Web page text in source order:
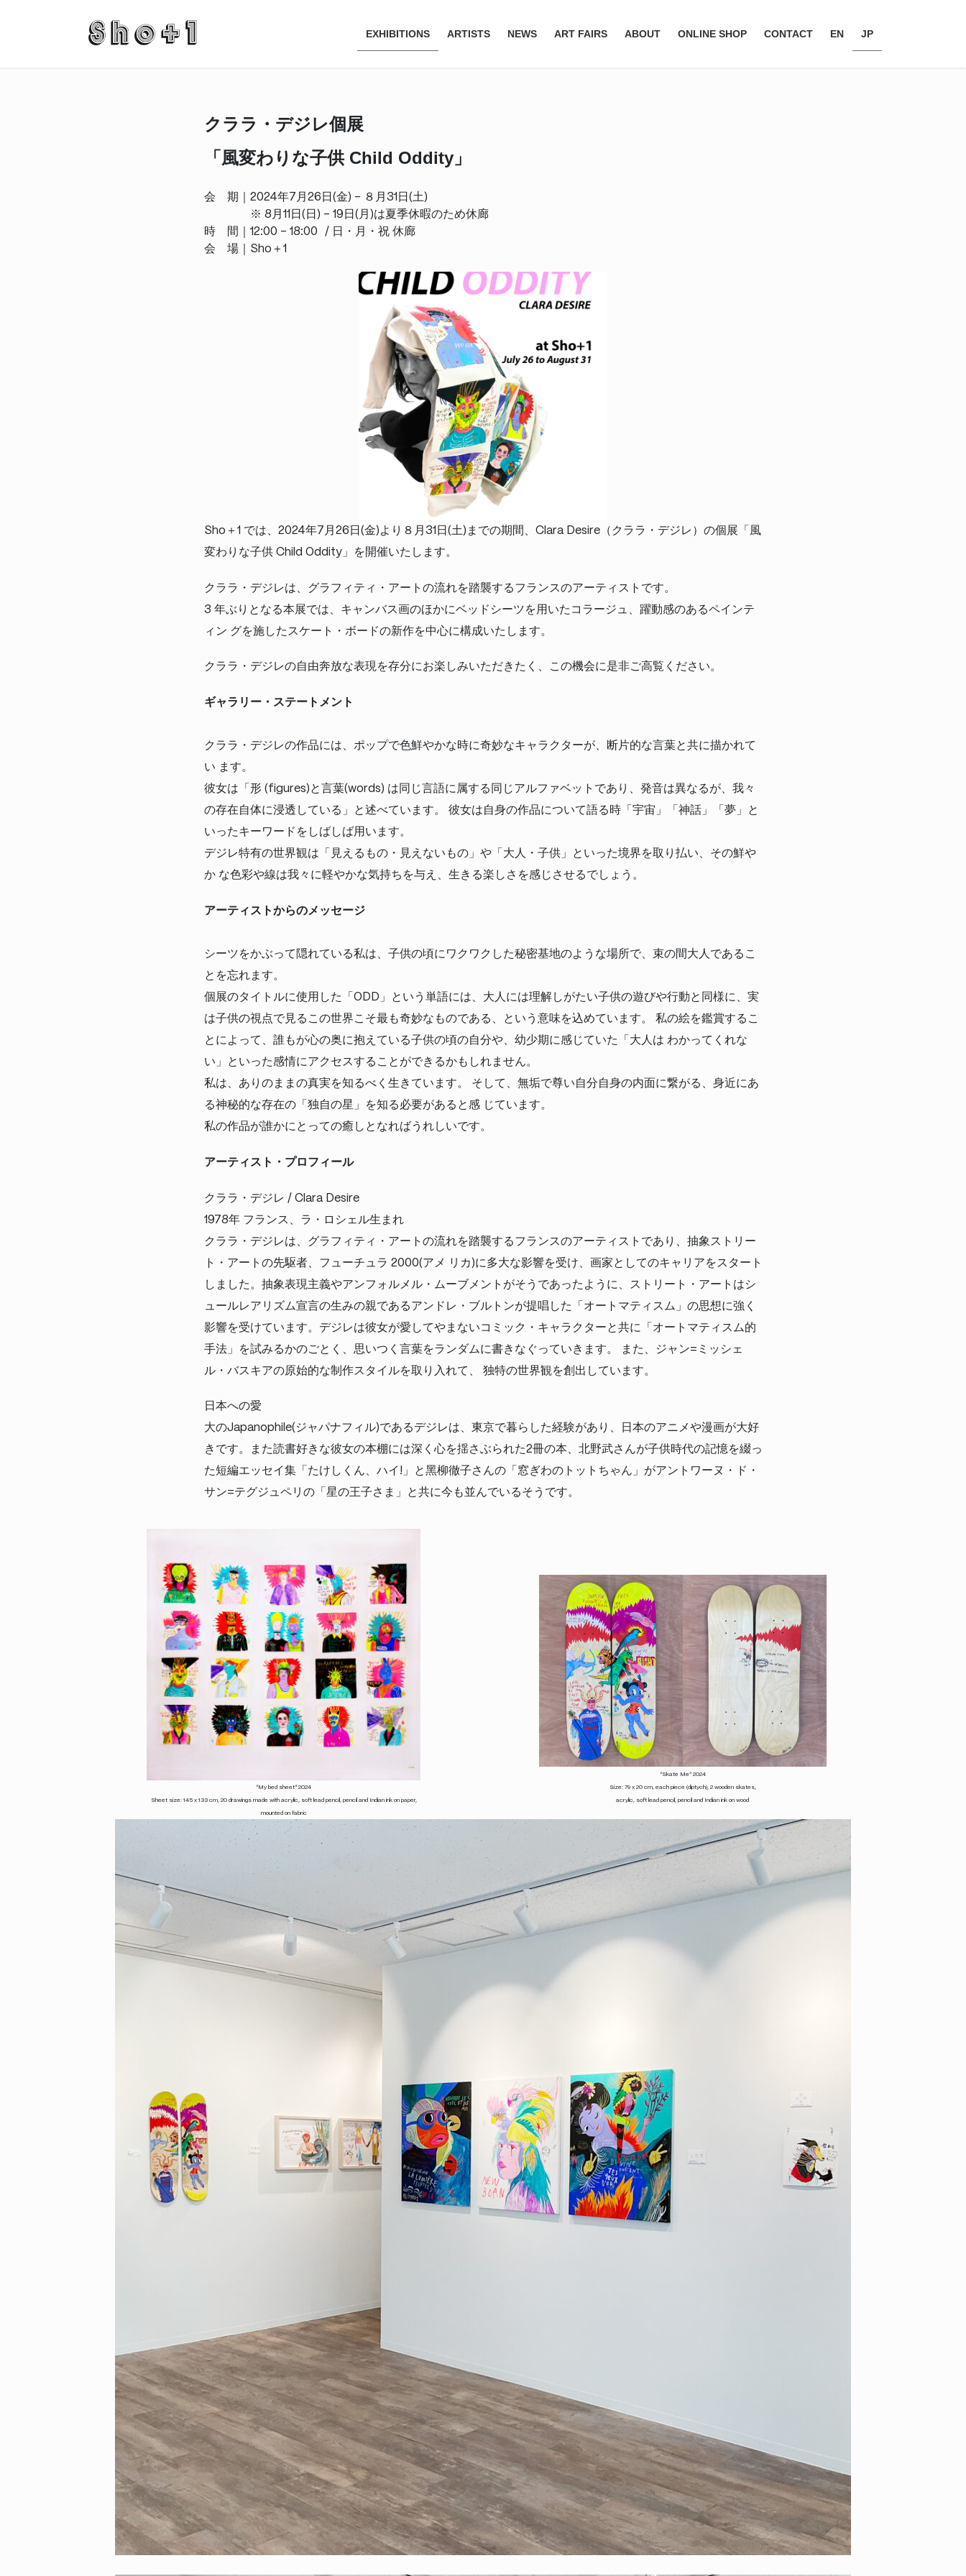
EXHIBITIONS ARTISTS NEWS ART FAIRS ABOUT ONLINE SHOP CONTACT EN JP
クララ・デジレ個展
「風変わりな子供 Child Oddity」
会 期｜2024年7月26日(金) – ８月31日(土)
※ 8月11日(日) – 19日(月)は夏季休暇のため休廊
時 間｜12:00 – 18:00 / 日・月・祝 休廊
会 場｜Sho＋1
Sho＋1 では、2024年7月26日(金)より８月31日(土)までの期間、Clara Desire（クララ・デジレ）の個展「風
変わりな子供 Child Oddity」を開催いたします。
クララ・デジレは、グラフィティ・アートの流れを踏襲するフランスのアーティストです。
3 年ぶりとなる本展では、キャンバス画のほかにベッドシーツを用いたコラージュ、躍動感のあるペインテ
ィン グを施したスケート・ボードの新作を中心に構成いたします。
クララ・デジレの自由奔放な表現を存分にお楽しみいただきたく、この機会に是非ご高覧ください。
ギャラリー・ステートメント
クララ・デジレの作品には、ポップで色鮮やかな時に奇妙なキャラクターが、断片的な言葉と共に描かれて
い ます。
彼女は「形 (figures)と言葉(words) は同じ言語に属する同じアルファベットであり、発音は異なるが、我々
の存在自体に浸透している」と述べています。 彼女は自身の作品について語る時「宇宙」「神話」「夢」と
いったキーワードをしばしば用います。
デジレ特有の世界観は「見えるもの・見えないもの」や「大人・子供」といった境界を取り払い、その鮮や
か な色彩や線は我々に軽やかな気持ちを与え、生きる楽しさを感じさせるでしょう。
アーティストからのメッセージ
シーツをかぶって隠れている私は、子供の頃にワクワクした秘密基地のような場所で、束の間大人であるこ
とを忘れます。
個展のタイトルに使用した「ODD」という単語には、大人には理解しがたい子供の遊びや行動と同様に、実
は子供の視点で見るこの世界こそ最も奇妙なものである、という意味を込めています。 私の絵を鑑賞するこ
とによって、誰もが心の奥に抱えている子供の頃の自分や、幼少期に感じていた「大人は わかってくれな
い」といった感情にアクセスすることができるかもしれません。
私は、ありのままの真実を知るべく生きています。 そして、無垢で尊い自分自身の内面に繋がる、身近にあ
る神秘的な存在の「独自の星」を知る必要があると感 じています。
私の作品が誰かにとっての癒しとなればうれしいです。
アーティスト・プロフィール
クララ・デジレ / Clara Desire
1978年 フランス、ラ・ロシェル生まれ
クララ・デジレは、グラフィティ・アートの流れを踏襲するフランスのアーティストであり、抽象ストリー
ト・アートの先駆者、フューチュラ 2000(アメ リカ)に多大な影響を受け、画家としてのキャリアをスタート
しました。抽象表現主義やアンフォルメル・ムーブメントがそうであったように、ストリート・アートはシ
ュールレアリズム宣言の生みの親であるアンドレ・ブルトンが提唱した「オートマティスム」の思想に強く
影響を受けています。デジレは彼女が愛してやまないコミック・キャラクターと共に「オートマティスム的
手法」を試みるかのごとく、思いつく言葉をランダムに書きなぐっていきます。 また、ジャン=ミッシェ
ル・バスキアの原始的な制作スタイルを取り入れて、 独特の世界観を創出しています。
日本への愛
大のJapanophile(ジャパナフィル)であるデジレは、東京で暮らした経験があり、日本のアニメや漫画が大好
きです。また読書好きな彼女の本棚には深く心を揺さぶられた2冊の本、北野武さんが子供時代の記憶を綴っ
た短編エッセイ集「たけしくん、ハイ!」と黑柳徹子さんの「窓ぎわのトットちゃん」がアントワーヌ・ド・
サン=テグジュペリの「星の王子さま」と共に今も並んでいるそうです。
“My bed sheet” 2024
Sheet size: 145 x 133 cm, 20 drawings made with acrylic, soft lead pencil, pencil and Indian ink on paper,
mounted on fabric
“Skate Me” 2024
Size: 79 x 20 cm, each piece (diptych), 2 wooden skates,
acrylic, soft lead pencil, pencil and Indian ink on wood